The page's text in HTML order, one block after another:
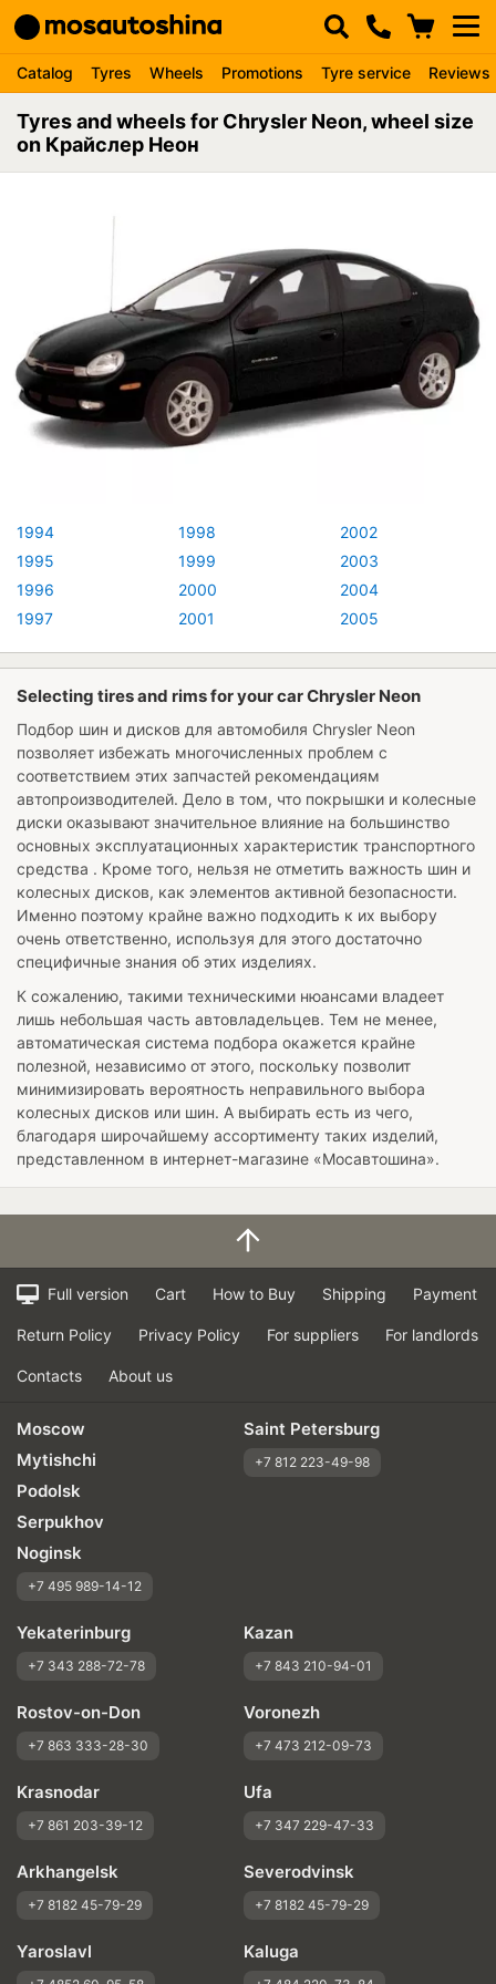
Catalog Tyres Wheels Promotions Tyre service Reviews
Tyres and wheels for Chrysler Neon, wheel size
on Крайслер Неон
1994
1995
1996
1997
1998
1999
2000
2001
2002
2003
2004
2005
Selecting tires and rims for your car Chrysler Neon
Подбор шин и дисков для автомобиля Chrysler Neon
позволяет избежать многочисленных проблем с
соответствием этих запчастей рекомендациям
автопроизводителей. Дело в том, что покрышки и колесные
диски оказывают значительное влияние на большинство
основных эксплуатационных характеристик транспортного
средства . Кроме того, нельзя не отметить важность шин и
колесных дисков, как элементов активной безопасности.
Именно поэтому крайне важно подходить к их выбору
очень ответственно, используя для этого достаточно
специфичные знания об этих изделиях.
К сожалению, такими техническими нюансами владеет
лишь небольшая часть автовладельцев. Тем не менее,
автоматическая система подбора окажется крайне
полезной, независимо от этого, поскольку позволит
минимизировать вероятность неправильного выбора
колесных дисков или шин. А выбирать есть из чего,
благодаря широчайшему ассортименту таких изделий,
представленном в интернет-магазине «Мосавтошина».
Full version Cart How to Buy Shipping Payment
Return Policy Privacy Policy For suppliers For landlords
Contacts About us
Moscow
Mytishchi
Podolsk
Serpukhov
Noginsk
+7 495 989-14-12
Saint Petersburg
+7 812 223-49-98
Yekaterinburg
+7 343 288-72-78
Kazan
+7 843 210-94-01
Rostov-on-Don
+7 863 333-28-30
Voronezh
+7 473 212-09-73
Krasnodar
+7 861 203-39-12
Ufa
+7 347 229-47-33
Arkhangelsk
+7 8182 45-79-29
Severodvinsk
+7 8182 45-79-29
Yaroslavl Kaluga